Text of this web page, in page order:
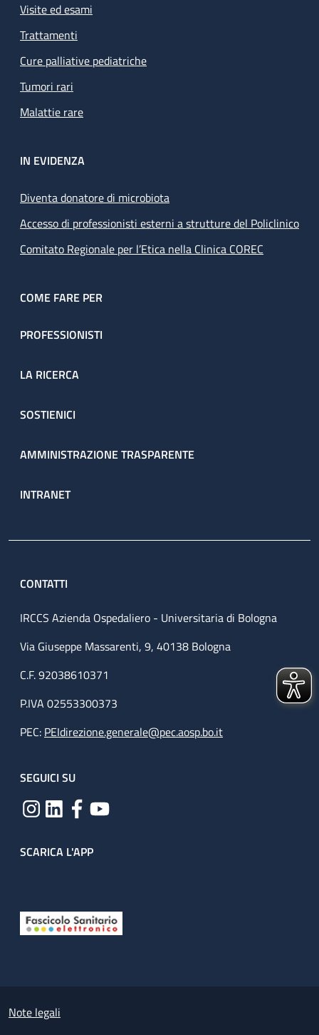
Visite ed esami
Trattamenti
Cure palliative pediatriche
Tumori rari
Malattie rare
IN EVIDENZA
Diventa donatore di microbiota
Accesso di professionisti esterni a strutture del Policlinico
Comitato Regionale per l’Etica nella Clinica COREC
COME FARE PER
PROFESSIONISTI
LA RICERCA
SOSTIENICI
AMMINISTRAZIONE TRASPARENTE
INTRANET
CONTATTI
IRCCS Azienda Ospedaliero - Universitaria di Bologna
Via Giuseppe Massarenti, 9, 40138 Bologna
C.F. 92038610371
P.IVA 02553300373
PEC: PEIdirezione.generale@pec.aosp.bo.it
SEGUICI SU
SCARICA L'APP
Small prints
Note legali